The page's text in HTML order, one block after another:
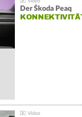
Der Škoda Peaq